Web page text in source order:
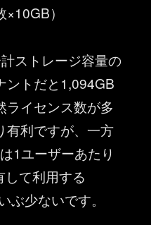
）
ストレージ容量の
ントだと1,094GB
ライセンス数が多
有利ですが、一方
1ユーザーあたり
て利用する
ぶ少ないです。